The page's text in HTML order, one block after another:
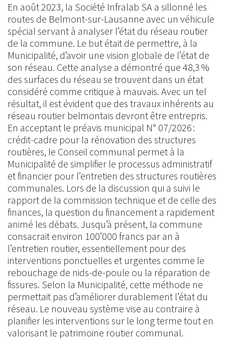
En août 2023, la Société Infralab SA a sillonné les
routes de Belmont-sur-Lausanne avec un véhicule
spécial servant à analyser l’état du réseau routier
de la commune. Le but était de permettre, à la
Municipalité, d’avoir une vision globale de l’état de
son réseau. Cette analyse a démontré que 48,3 %
des surfaces du réseau se trouvent dans un état
considéré comme critique à mauvais. Avec un tel
résultat, il est évident que des travaux inhérents au
réseau routier belmontais devront être entrepris.
En acceptant le préavis municipal N° 07/2026 :
crédit-cadre pour la rénovation des structures
routières, le Conseil communal permet à la
Municipalité de simplifier le processus administratif
et financier pour l’entretien des structures routières
communales. Lors de la discussion qui a suivi le
rapport de la commission technique et de celle des
finances, la question du financement a rapidement
animé les débats. Jusqu’à présent, la commune
consacrait environ 100’000 francs par an à
l’entretien routier, essentiellement pour des
interventions ponctuelles et urgentes comme le
rebouchage de nids-de-poule ou la réparation de
fissures. Selon la Municipalité, cette méthode ne
permettait pas d’améliorer durablement l’état du
réseau. Le nouveau système vise au contraire à
planifier les interventions sur le long terme tout en
valorisant le patrimoine routier communal.